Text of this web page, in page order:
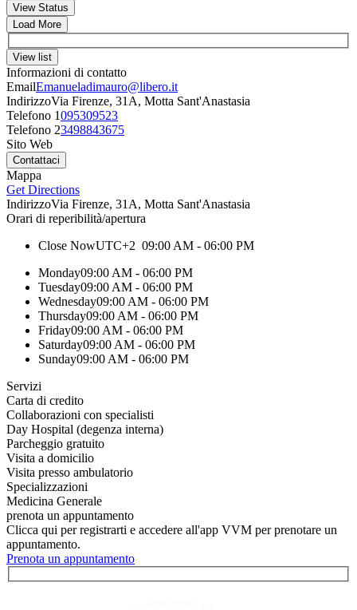
View Status
Load More
View list
Informazioni di contatto
EmailEmanueladimauro@libero.it
IndirizzoVia Firenze, 31A, Motta Sant'Anastasia
Telefono 1095309523
Telefono 23498843675
Sito Web
Mappa
Get Directions
IndirizzoVia Firenze, 31A, Motta Sant'Anastasia
Orari di reperibilità/apertura
Close NowUTC+2 09:00 AM - 06:00 PM
Monday09:00 AM - 06:00 PM
Tuesday09:00 AM - 06:00 PM
Wednesday09:00 AM - 06:00 PM
Thursday09:00 AM - 06:00 PM
Friday09:00 AM - 06:00 PM
Saturday09:00 AM - 06:00 PM
Sunday09:00 AM - 06:00 PM
Servizi
Carta di credito
Collaborazioni con specialisti
Day Hospital (degenza interna)
Parcheggio gratuito
Visita a domicilio
Visita presso ambulatorio
Specializzazioni
Medicina Generale
prenota un appuntamento
Clicca qui per registrarti e accedere all'app VVM per prenotare un
appuntamento.
Prenota un appuntamento